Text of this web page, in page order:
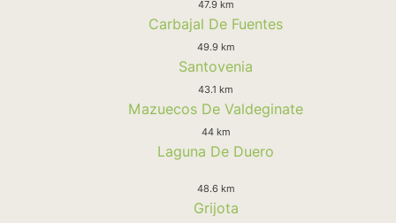
47.9 km
Carbajal De Fuentes
49.9 km
Santovenia
43.1 km
Mazuecos De Valdeginate
44 km
Laguna De Duero
48.6 km
Grijota